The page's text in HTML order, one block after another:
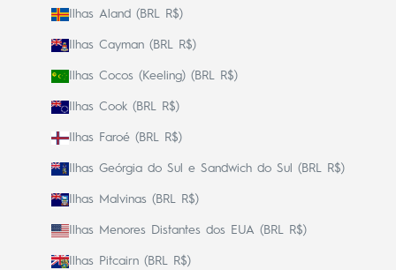
Ilhas Aland (BRL R$)
Ilhas Cayman (BRL R$)
Ilhas Cocos (Keeling) (BRL R$)
Ilhas Cook (BRL R$)
Ilhas Faroé (BRL R$)
Ilhas Geórgia do Sul e Sandwich do Sul (BRL R$)
Ilhas Malvinas (BRL R$)
Ilhas Menores Distantes dos EUA (BRL R$)
Ilhas Pitcairn (BRL R$)